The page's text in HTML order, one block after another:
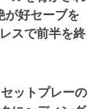
が好セーブを
スで前半を終
ットプレーの